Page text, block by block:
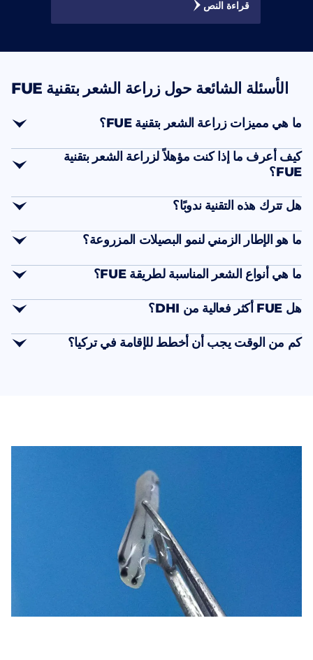
قراءة النص
الأسئلة الشائعة حول زراعة الشعر بتقنية FUE
ما هي مميزات زراعة الشعر بتقنية FUE؟
العديد من المزايا الحاسمة
نتائج طبيعية
استثنائية
الصلع المتقدم
كيف أعرف ما إذا كنت مؤهلاً لزراعة الشعر بتقنية
FUE؟
استشارة تشخيصية
شاملة
هل تترك هذه التقنية ندوبًا؟
ندوبًا دائرية صغيرة
أي تسريحة شعر
ما هو الإطار الزمني لنمو البصيلات المزروعة؟
جدولًا بيولوجيًا متوقعًا
أولى علامات النمو الجديد
التحسن ملحوظًا
ما هي أنواع الشعر المناسبة لطريقة FUE؟
جميع
أنواع الشعر
الأفرو
هل FUE أكثر فعالية من DHI؟
DHI
مزايا محددة
كم من الوقت يجب أن أخطط للإقامة في تركيا؟